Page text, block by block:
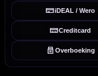
iDEAL / Wero
Creditcard
Overboeking